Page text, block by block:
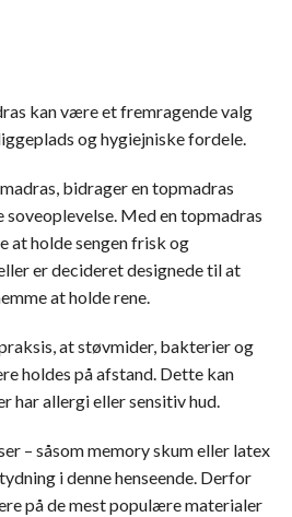
kan være et fremragende valg
og hygiejniske fordele.
bidrager en topmadras
soveoplevelse. Med en topmadras
at holde sengen frisk og
er decideret designede til at
at holde rene.
at støvmider, bakterier og
holdes på afstand. Dette kan
har allergi eller sensitiv hud.
– såsom memory skum eller latex
i denne henseende. Derfor
på de mest populære materialer